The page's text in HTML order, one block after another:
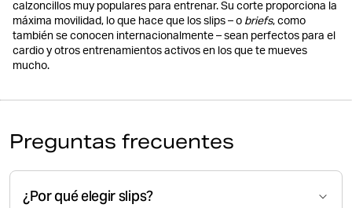
calzoncillos muy populares para entrenar. Su corte proporciona la
máxima movilidad, lo que hace que los slips – o briefs, como
también se conocen internacionalmente – sean perfectos para el
cardio y otros entrenamientos activos en los que te mueves
mucho.
Preguntas frecuentes
¿Por qué elegir slips?